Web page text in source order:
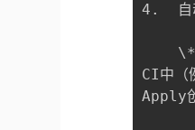
4.  自
\*
CI中（
Apply